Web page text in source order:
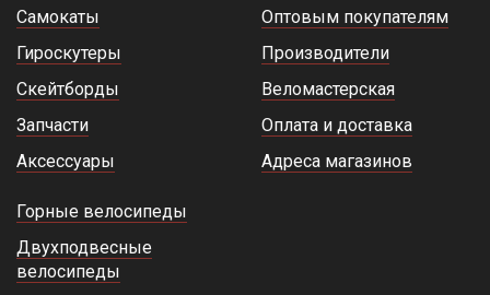
Самокаты
Гироскутеры
Скейтборды
Запчасти
Аксессуары
Оптовым покупателям
Производители
Веломастерская
Оплата и доставка
Адреса магазинов
Горные велосипеды
Двухподвесные
велосипеды